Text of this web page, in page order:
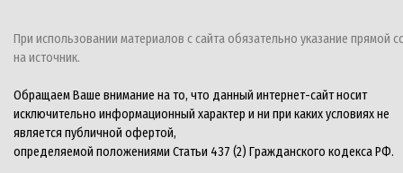
При использовании материалов с сайта обязательно указание прямой
на источник.
Обращаем Ваше внимание на то, что данный интернет-сайт носит
исключительно информационный характер и ни при каких условиях не
является публичной офертой,
определяемой положениями Статьи 437 (2) Гражданского кодекса РФ.